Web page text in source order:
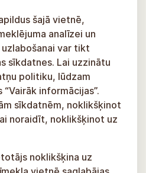
šajā vietnē,
analīzei un
var tikt
sīkdatnes. Lai uzzinātu
politiku, lūdzam
informācijas”.
sīkdatnēm, noklikšķinot
noraidīt, noklikšķinot uz
noklikšķina uz